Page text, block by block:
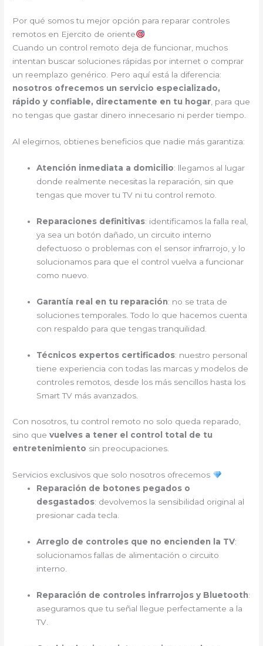
Por qué somos tu mejor opción para reparar controles
remotos en Ejercito de oriente
Cuando un control remoto deja de funcionar, muchos
intentan buscar soluciones rápidas por internet o comprar
un reemplazo genérico. Pero aquí está la diferencia:
nosotros ofrecemos un servicio especializado,
rápido y confiable, directamente en tu hogar , para que
no tengas que gastar dinero innecesario ni perder tiempo.
Al elegirnos, obtienes beneficios que nadie más garantiza:
Atención inmediata a domicilio: llegamos al lugar
donde realmente necesitas la reparación, sin que
tengas que mover tu TV ni tu control remoto.
Reparaciones definitivas: identificamos la falla real,
ya sea un botón dañado, un circuito interno
defectuoso o problemas con el sensor infrarrojo, y lo
solucionamos para que el control vuelva a funcionar
como nuevo.
Garantía real en tu reparación: no se trata de
soluciones temporales. Todo lo que hacemos cuenta
con respaldo para que tengas tranquilidad.
Técnicos expertos certificados: nuestro personal
tiene experiencia con todas las marcas y modelos de
controles remotos, desde los más sencillos hasta los
Smart TV más avanzados.
Con nosotros, tu control remoto no solo queda reparado,
sino quevuelves a tener el control total de tu
entretenimiento sin preocupaciones.
Servicios exclusivos que solo nosotros ofrecemos
Reparación de botones pegados o
desgastados: devolvemos la sensibilidad original al
presionar cada tecla.
Arreglo de controles que no encienden la TV:
solucionamos fallas de alimentación o circuito
interno.
Reparación de controles infrarrojos y Bluetooth:
aseguramos que tu señal llegue perfectamente a la
TV.